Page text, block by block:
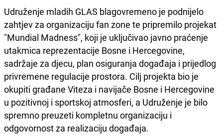
Udruženje mladih GLAS blagovremeno je podnijelo
zahtjev za organizaciju fan zone te pripremilo projekat
"Mundial Madness", koji je uključivao javno praćenje
utakmica reprezentacije Bosne i Hercegovine,
sadržaje za djecu, plan osiguranja događaja i prijedlog
privremene regulacije prostora. Cilj projekta bio je
okupiti građane Viteza i navijače Bosne i Hercegovine
u pozitivnoj i sportskoj atmosferi, a Udruženje je bilo
spremno preuzeti kompletnu organizaciju i
odgovornost za realizaciju događaja.